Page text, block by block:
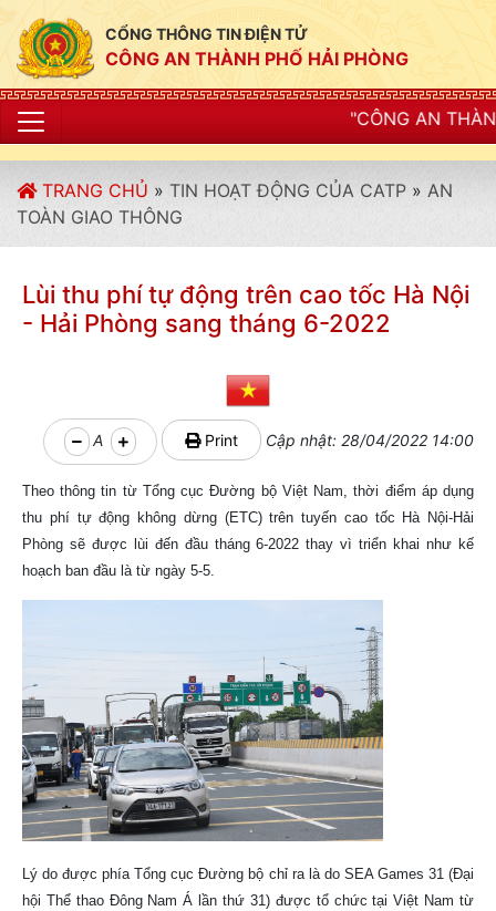
CỔNG THÔNG TIN ĐIỆN TỬ
CÔNG AN THÀNH PHỐ HẢI PHÒNG
"CÔNG AN THÀNH PHỐ HẢI
TRANG CHỦ » TIN HOẠT ĐỘNG CỦA CATP » AN
TOÀN GIAO THÔNG
Lùi thu phí tự động trên cao tốc Hà Nội
- Hải Phòng sang tháng 6-2022
A Print Cập nhật: 28/04/2022 14:00
Theo thông tin từ Tổng cục Đường bộ Việt Nam, thời điểm áp dụng
thu phí tự động không dừng (ETC) trên tuyến cao tốc Hà Nội-Hải
Phòng sẽ được lùi đến đầu tháng 6-2022 thay vì triển khai như kế
hoạch ban đầu là từ ngày 5-5.
Lý do được phía Tổng cục Đường bộ chỉ ra là do SEA Games 31 (Đại
hội Thể thao Đông Nam Á lần thứ 31) được tổ chức tại Việt Nam từ